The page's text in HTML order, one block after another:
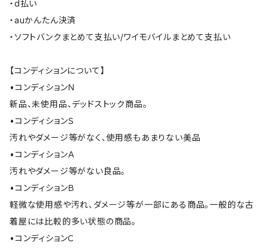
・d払い
・auかんたん決済
・ソフトバンクまとめて支払い/ワイモバイルまとめて支払い
【コンディションについて】
•コンディションＮ
新品、未使用品、デッドストック商品。
•コンディションＳ
汚れやダメージ等がなく、使用感もあまりない美品
•コンディションＡ
汚れやダメージ等がない良品。
•コンディションＢ
軽微な使用感や汚れ、ダメージ等が一部にある商品。一般的な古
着屋には比較的多い状態の商品。
•コンディションＣ